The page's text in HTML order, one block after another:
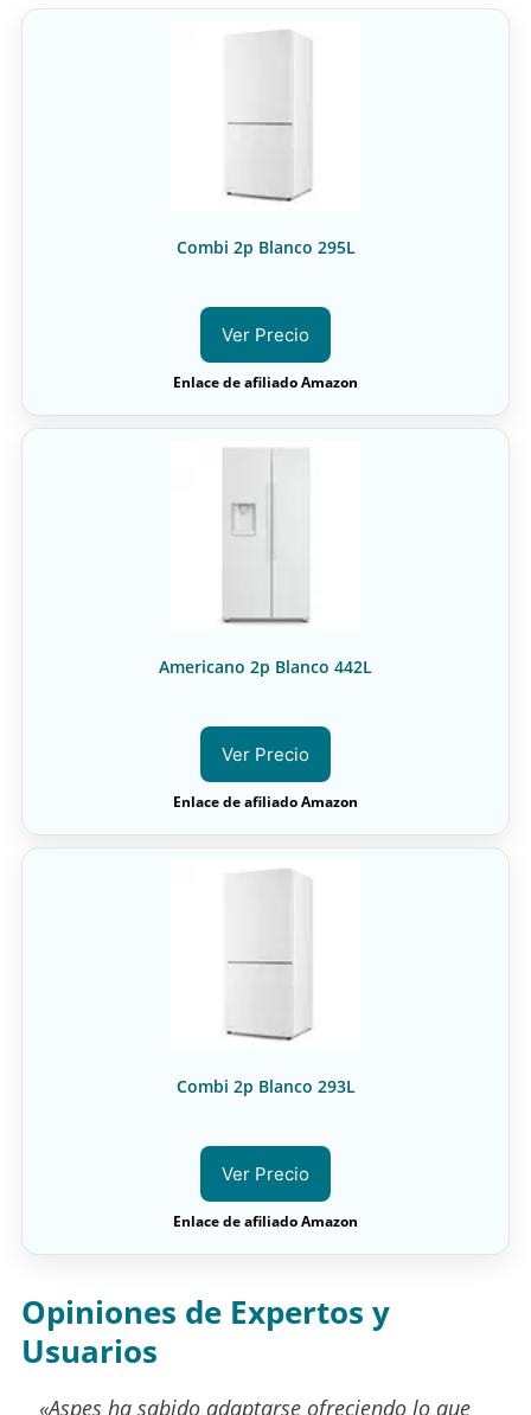
Combi 2p Blanco 295L
Ver Precio
Enlace de afiliado Amazon
Americano 2p Blanco 442L
Ver Precio
Enlace de afiliado Amazon
Combi 2p Blanco 293L
Ver Precio
Enlace de afiliado Amazon
Opiniones de Expertos y
Usuarios
«Aspes ha sabido adaptarse ofreciendo lo que